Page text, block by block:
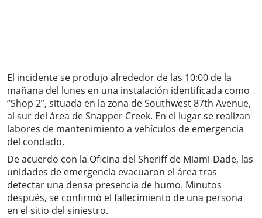
El incidente se produjo alrededor de las 10:00 de la
mañana del lunes en una instalación identificada como
“Shop 2”, situada en la zona de Southwest 87th Avenue,
al sur del área de Snapper Creek. En el lugar se realizan
labores de mantenimiento a vehículos de emergencia
del condado.
De acuerdo con la Oficina del Sheriff de Miami-Dade, las
unidades de emergencia evacuaron el área tras
detectar una densa presencia de humo. Minutos
después, se confirmó el fallecimiento de una persona
en el sitio del siniestro.